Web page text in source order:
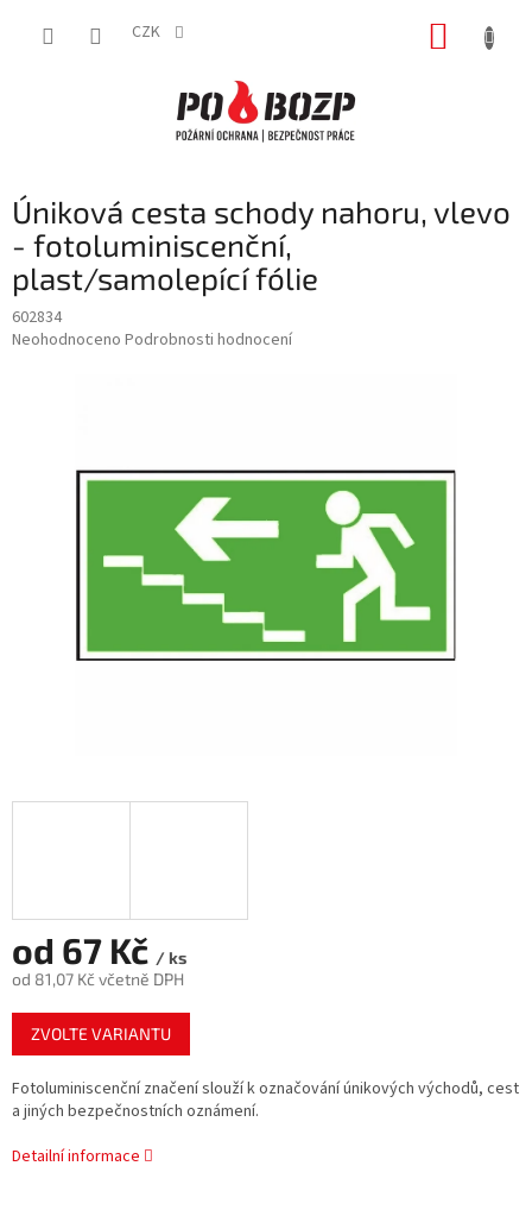
CZK
Úniková cesta schody nahoru, vlevo
- fotoluminiscenční,
plast/samolepící fólie
602834
Průměrné
Neohodnoceno Podrobnosti hodnocení
od 67 Kč / ks
od 81,07 Kč včetně DPH
Měrná
cena:
ZVOLTE VARIANTU
Fotoluminiscenční značení slouží k označování únikových východů, cest
a jiných bezpečnostních oznámení.
Detailní informace